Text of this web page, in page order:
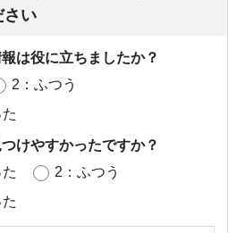
さい
は役に立ちましたか？
2：ふつう
けやすかったですか？
2：ふつう